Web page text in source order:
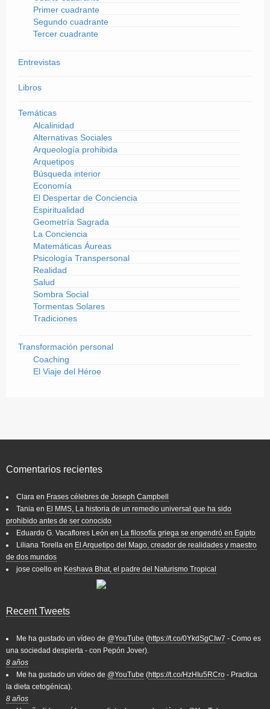
Primer cuadrante
Segundo cuadrante
Tercer cuadrante
Entrevistas
Libros
Temáticas
Alcalinidad
Alternativas Sociales
Arqueología prohibida
Arquetipos
Búsqueda interior
Economía
El Despertar de Conciencia
Espiritualidad
Geometría Sagrada
La Conciencia
Matemáticas Áureas
Psicología Transpersonal
Realidad
Salud
Sombra Social
Tormentas Solares
Tradiciones
Transformación personal
Coaching
El Viaje del Héroe
Comentarios recientes
Clara en Frases célebres de Joseph Campbell
Tania en El MMS, La historia de un remedio universal que ha sido
prohibido antes de ser conocido
Eduardo G. Vacaflores León en La filosofía griega se engendró en Egipto
Liliana Torella en El Arquetipo del Mago, creador de realidades y maestro
de dos mundos
jose coello en Keshava Bhat, el padre del Naturismo Tropical
Recent Tweets
Me ha gustado un vídeo de @YouTube (https://t.co/0YkdSgCIw7 - Como es
una sociedad despierta - con Pepón Jover).
8 años
Me ha gustado un vídeo de @YouTube (https://t.co/HzHIu5RCro - Practica
la dieta cetogénica).
8 años